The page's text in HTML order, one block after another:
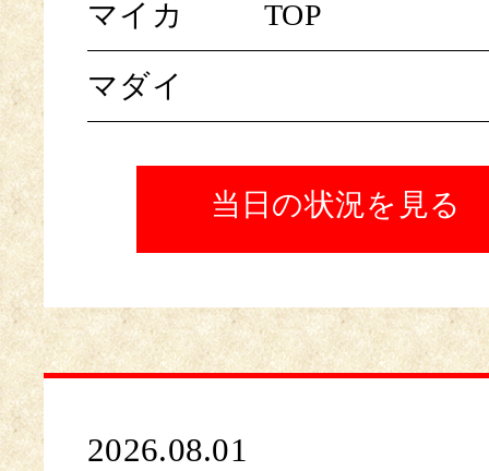
マイカ TOP
マダイ
当日の状況を見る
2026.08.01